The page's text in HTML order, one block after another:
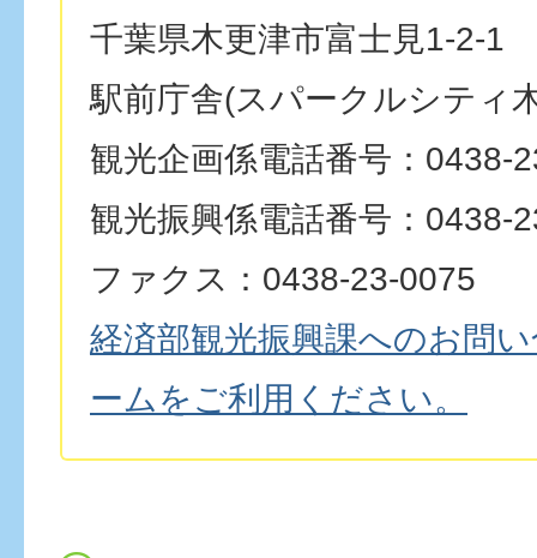
千葉県木更津市富士見1-2-1
駅前庁舎(スパークルシティ
観光企画係電話番号：0438-
観光振興係電話番号：0438-
ファクス：0438-23-0075
経済部観光振興課へのお問
ームをご利用ください。